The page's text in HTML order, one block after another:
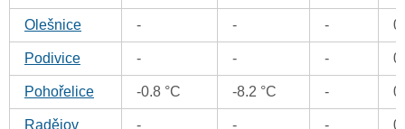
Olešnice - - - 0
Podivice - - - 0
Pohořelice -0.8 °C -8.2 °C - 0
Radějov - - - 0